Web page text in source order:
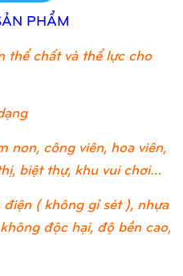
PHẨM
thể chất và thể lực cho
non, công viên, hoa viên,
biệt thự, khu vui chơi…
điện ( không gỉ sét ), nhựa
độc hại, độ bền cao,